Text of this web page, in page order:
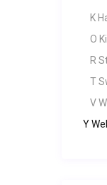
K
O
R
T
V
Y